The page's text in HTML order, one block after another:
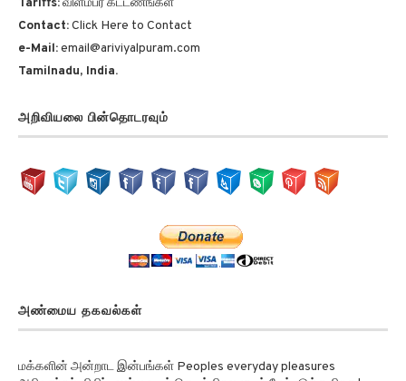
Contact:Click Here to Contact
e-Mail: email@ariviyalpuram.com
Tamilnadu, India.
அறிவாற்றல் விழிப்புணர்வையும் செயல்திறனையும் மேம்படுத்துகிறது!